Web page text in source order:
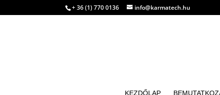
+ 36 (1) 770 0136 info@karmatech.hu
KEZDŐLAP